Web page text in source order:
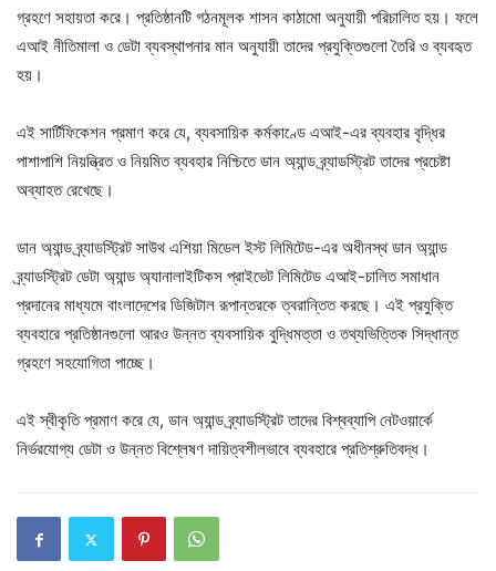
গ্রহণে সহায়তা করে। প্রতিষ্ঠানটি গঠনমূলক শাসন কাঠামো অনুযায়ী পরিচালিত হয়। ফলে
এআই নীতিমালা ও ডেটা ব্যবস্থাপনার মান অনুযায়ী তাদের প্রযুক্তিগুলো তৈরি ও ব্যবহৃত
হয়।
এই সার্টিফিকেশন প্রমাণ করে যে, ব্যবসায়িক কর্মকাণ্ডে এআই-এর ব্যবহার বৃদ্ধির
পাশাপাশি নিয়ন্ত্রিত ও নিয়মিত ব্যবহার নিশ্চিতে ডান অ্যান্ড ব্র্যাডস্ট্রিট তাদের প্রচেষ্টা
অব্যাহত রেখেছে।
ডান অ্যান্ড ব্র্যাডস্ট্রিট সাউথ এশিয়া মিডেল ইস্ট লিমিটেড-এর অধীনস্থ ডান অ্যান্ড
ব্র্যাডস্ট্রিট ডেটা অ্যান্ড অ্যানালাইটিকস প্রাইভেট লিমিটেড এআই-চালিত সমাধান
প্রদানের মাধ্যমে বাংলাদেশের ডিজিটাল রূপান্তরকে ত্বরান্তিত করছে। এই প্রযুক্তি
ব্যবহারে প্রতিষ্ঠানগুলো আরও উন্নত ব্যবসায়িক বুদ্ধিমত্তা ও তথ্যভিত্তিক সিদ্ধান্ত
গ্রহণে সহযোগিতা পাচ্ছে।
এই স্বীকৃতি প্রমাণ করে যে, ডান অ্যান্ড ব্র্যাডস্ট্রিট তাদের বিশ্বব্যাপি নেটওয়ার্কে
নির্ভরযোগ্য ডেটা ও উন্নত বিশ্লেষণ দায়িত্বশীলভাবে ব্যবহারে প্রতিশ্রুতিবদ্ধ।